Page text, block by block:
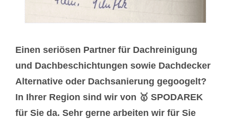
Einen seriösen Partner für Dachreinigung
und Dachbeschichtungen sowie Dachdecker
Alternative oder Dachsanierung gegoogelt?
In Ihrer Region sind wir von 🥇 SPODAREK
für Sie da. Sehr gerne arbeiten wir für Sie